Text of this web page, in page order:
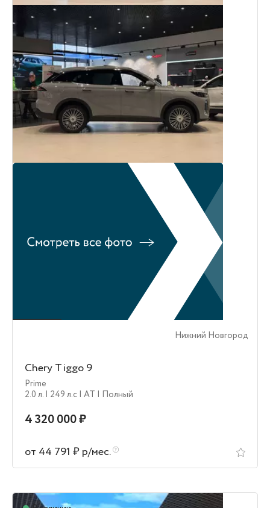
Нижний Новгород
Chery Tiggo 9
Prime
2.0 л. | 249 л.c | AT | Полный
4 320 000 ₽
от 44 791 ₽ р/мес.